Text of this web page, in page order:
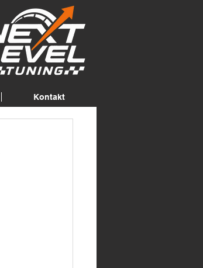
Kontakt